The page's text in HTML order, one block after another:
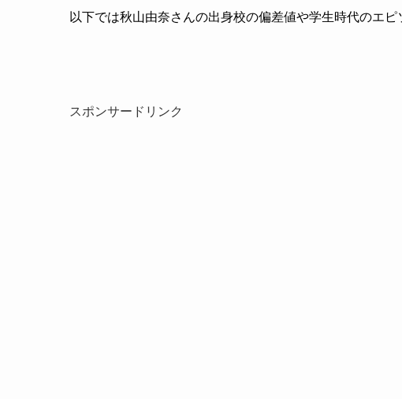
以下では秋山由奈さんの出身校の偏差値や学生時代のエ
スポンサードリンク